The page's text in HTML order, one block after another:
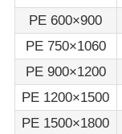
PE 600×900
PE 750×1060
PE 900×1200
PE 1200×1500
PE 1500×1800